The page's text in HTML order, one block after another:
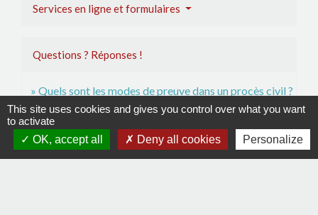
Services en ligne et formulaires
Questions ? Réponses !
Quels sont les modes de preuve dans un procès civil ?
Doit-on déclarer aux impôts un prêt d'argent entre
particuliers ?
This site uses cookies and gives you control over what you want
to activate
OK, accept all
Deny all cookies Personalize